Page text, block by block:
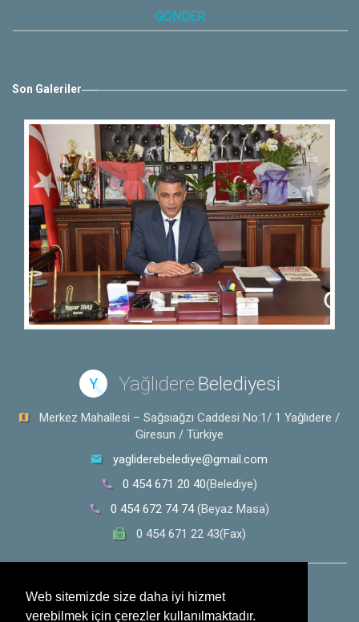
Web sitemizde size daha iyi hizmet
verebilmek için çerezler kullanılmaktadır.
Son Galeriler
Y Yağlıdere Belediyesi
Merkez Mahallesi – Sağsıağzı Caddesi No:1/ 1 Yağlıdere /
Giresun / Türkiye
yagliderebelediye@gmail.com
0 454 671 20 40(Belediye)
0 454 672 74 74(Beyaz Masa)
0 454 671 22 43(Fax)
0 532 353 30 28(Whatsapp İhbar Hattı)